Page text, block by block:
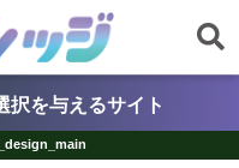
択を与えるサイト